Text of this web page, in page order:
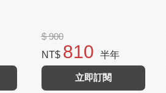
$ 900
NT$ 810 半年
立即訂閱